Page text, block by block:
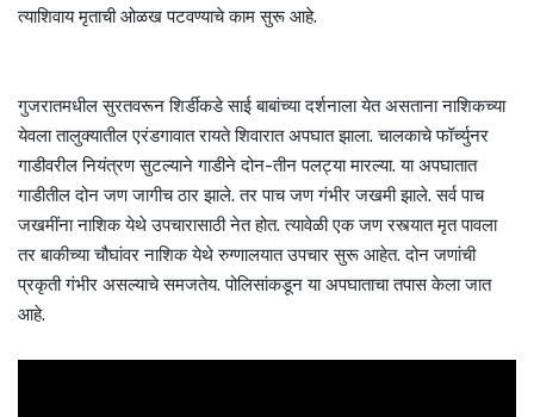
त्याशिवाय मृताची ओळख पटवण्याचे काम सुरू आहे.
गुजरातमधील सुरतवरून शिर्डीकडे साई बाबांच्या दर्शनाला येत असताना नाशिकच्या
येवला तालुक्यातील एरंडगावात रायते शिवारात अपघात झाला. चालकाचे फॉर्च्युनर
गाडीवरील नियंत्रण सुटल्याने गाडीने दोन-तीन पलट्या मारल्या. या अपघातात
गाडीतील दोन जण जागीच ठार झाले. तर पाच जण गंभीर जखमी झाले. सर्व पाच
जखमींना नाशिक‌ येथे उपचारासाठी नेत होत. त्यावेळी एक जण रस्त्यात मृत पावला
तर बाकीच्या चौघांवर नाशिक येथे रुग्णालयात उपचार सुरू आहेत. दोन जणांची
प्रकृती गंभीर असल्याचे समजतेय. पोलिसांकडून या अपघाताचा तपास केला जात
आहे.